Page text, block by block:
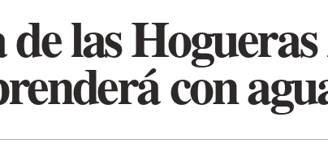
las Hogueras
con